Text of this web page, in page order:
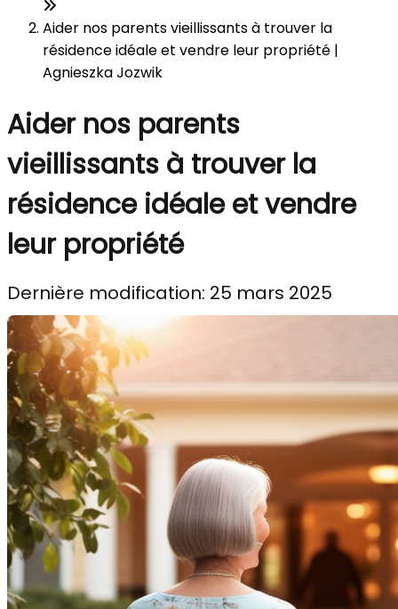
Aider nos parents vieillissants à trouver la
résidence idéale et vendre leur propriété |
Agnieszka Jozwik
Aider nos parents
vieillissants à trouver la
résidence idéale et vendre
leur propriété
Dernière modification: 25 mars 2025